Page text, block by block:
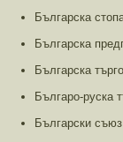
Българска
Българска
Българска
Българо-руска
Български